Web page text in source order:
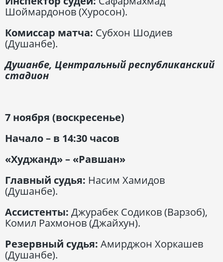
Шоймардонов (Хуросон).
Комиссар матча: Субхон Шодиев
(Душанбе).
Душанбе, Центральный республиканский
стадион
7 ноября (воскресенье)
Начало – в 14:30 часов
«Худжанд» – «Равшан»
Главный судья: Насим Хамидов
(Душанбе).
Ассистенты: Джурабек Содиков (Варзоб),
Комил Рахмонов (Джайхун).
Резервный судья: Амирджон Хоркашев
(Душанбе).